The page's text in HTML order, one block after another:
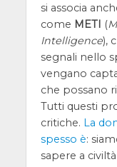
si associa
come METI (
Intelligence),
segnali nello
vengano
che possano
Tutti questi
critiche. La
spesso è:
sapere a